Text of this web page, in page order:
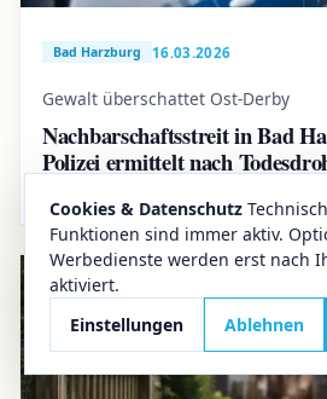
Cookies & Datenschutz
Funktionen sind immer aktiv.
Werbedienste werden erst nach
aktiviert.
Einstellungen
Ablehnen
Bad Harzburg 16.03.2026
Gewalt überschattet Ost-Derby
Nachbarschaftsstreit in Bad
Polizei ermittelt nach